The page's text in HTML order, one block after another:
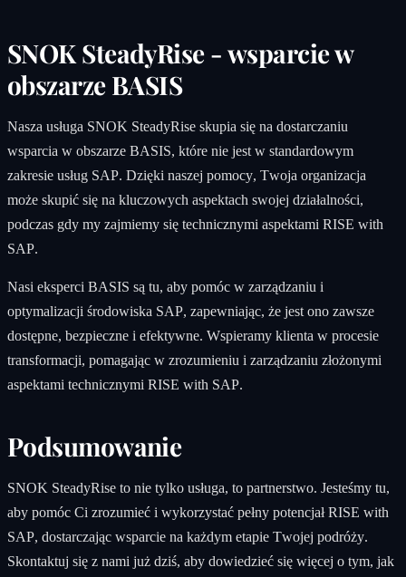
SNOK SteadyRise - wsparcie w
obszarze BASIS
Nasza usługa SNOK SteadyRise skupia się na dostarczaniu
wsparcia w obszarze BASIS, które nie jest w standardowym
zakresie usług SAP. Dzięki naszej pomocy, Twoja organizacja
może skupić się na kluczowych aspektach swojej działalności,
podczas gdy my zajmiemy się technicznymi aspektami RISE with
SAP.
Nasi eksperci BASIS są tu, aby pomóc w zarządzaniu i
optymalizacji środowiska SAP, zapewniając, że jest ono zawsze
dostępne, bezpieczne i efektywne. Wspieramy klienta w procesie
transformacji, pomagając w zrozumieniu i zarządzaniu złożonymi
aspektami technicznymi RISE with SAP.
Podsumowanie
SNOK SteadyRise to nie tylko usługa, to partnerstwo. Jesteśmy tu,
aby pomóc Ci zrozumieć i wykorzystać pełny potencjał RISE with
SAP, dostarczając wsparcie na każdym etapie Twojej podróży.
Skontaktuj się z nami już dziś, aby dowiedzieć się więcej o tym, jak